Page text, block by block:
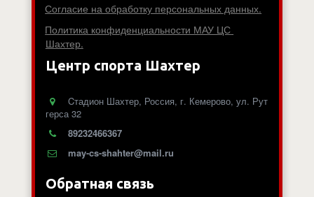
Согласие на обработку персональных данных.
Политика конфиденциальности МАУ ЦС
Шахтер.
Центр спорта Шахтер
Cтадион Шахтер, Россия, г. Кемерово, ул. Рут
герса 32
89232466367
may-cs-shahter@mail.ru
Обратная связь